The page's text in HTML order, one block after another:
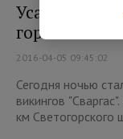
Усадьба
горела
2016-04-05 09:45:02
Сегодня ночью
викингов
км